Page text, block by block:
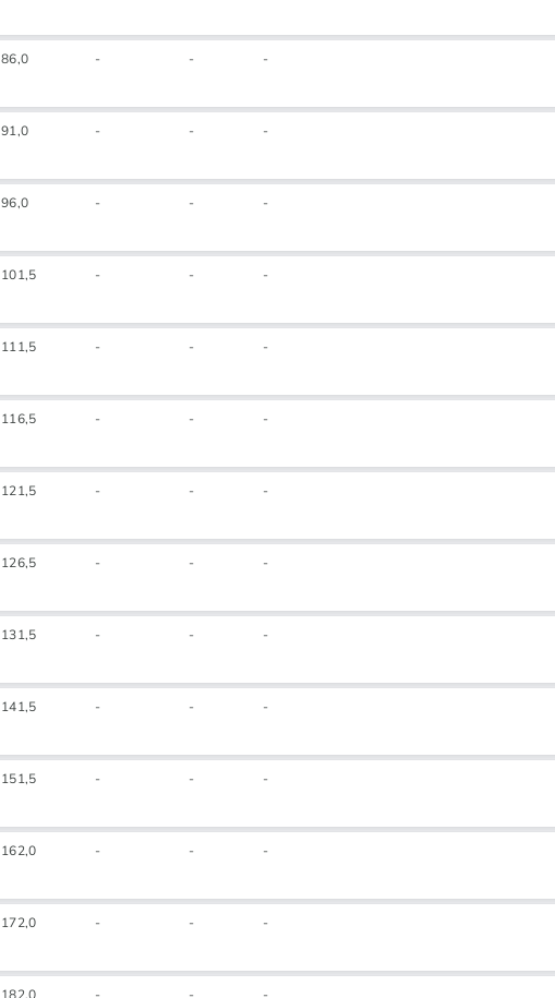
86,0 - - -
91,0 - - -
96,0 - - -
101,5 - - -
111,5 - - -
116,5 - - -
121,5 - - -
126,5 - - -
131,5 - - -
141,5 - - -
151,5 - - -
162,0 - - -
172,0 - - -